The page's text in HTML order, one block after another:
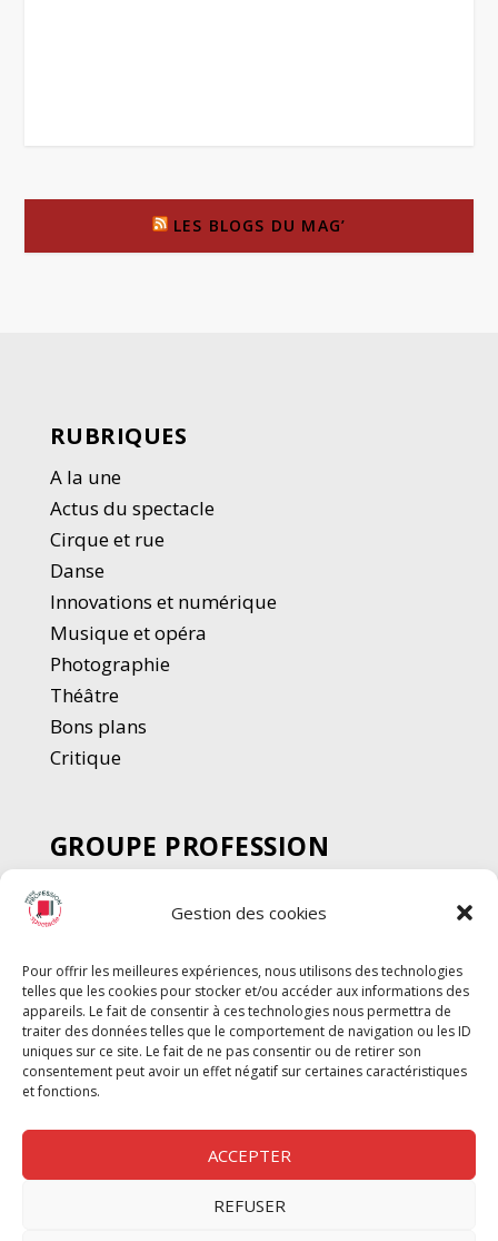
Gestion des cookies
Pour offrir les meilleures expériences, nous utilisons des technologies
telles que les cookies pour stocker et/ou accéder aux informations des
appareils. Le fait de consentir à ces technologies nous permettra de
traiter des données telles que le comportement de navigation ou les ID
uniques sur ce site. Le fait de ne pas consentir ou de retirer son
consentement peut avoir un effet négatif sur certaines caractéristiques
et fonctions.
ACCEPTER
REFUSER
LES BLOGS DU MAG’
RUBRIQUES
A la une
Actus du spectacle
Cirque et rue
Danse
Innovations et numérique
Musique et opéra
Photographie
Théâtre
Bons plans
Critique
GROUPE PROFESSION
SPECTACLE
Chèque Intermittents
Chèque Compta
Chèque Emploi Spectacle
G-Pods
Profession Audio-visuel